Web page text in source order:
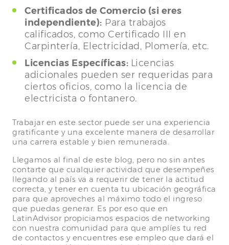
Certificados de Comercio (si eres
independiente): Para trabajos
calificados, como Certificado III en
Carpintería, Electricidad, Plomería, etc.
Licencias Específicas: Licencias
adicionales pueden ser requeridas para
ciertos oficios, como la licencia de
electricista o fontanero.
Trabajar en este sector puede ser una experiencia
gratificante y una excelente manera de desarrollar
una carrera estable y bien remunerada.
Llegamos al final de este blog, pero no sin antes
contarte que cualquier actividad que desempeñes
llegando al país va a requerir de tener la actitud
correcta, y tener en cuenta tu ubicación geográfica
para que aproveches al máximo todo el ingreso
que puedas generar. Es por eso que en
LatinAdvisor propiciamos espacios de networking
con nuestra comunidad para que amplíes tu red
de contactos y encuentres ese empleo que dará el